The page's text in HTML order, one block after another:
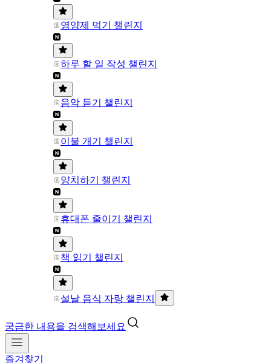
영양제 먹기 챌린지
하루 할 일 작성 챌린지
음악 듣기 챌린지
이불 개기 챌린지
양치하기 챌린지
휴대폰 줄이기 챌린지
책 읽기 챌린지
설날 음식 자랑 챌린지
궁금한 내용을 검색해보세요
즐겨찾기